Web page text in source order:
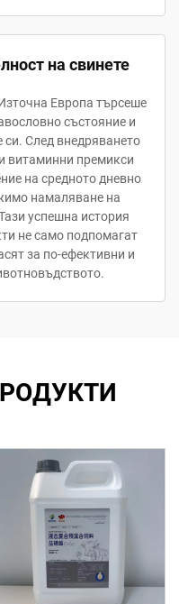
на свинете
Европа търсеше
състояние и
си. След внедряването
витаминни премикси
на средното дневно
намаляване на
успешна история
не само подпомагат
за по-ефективни и